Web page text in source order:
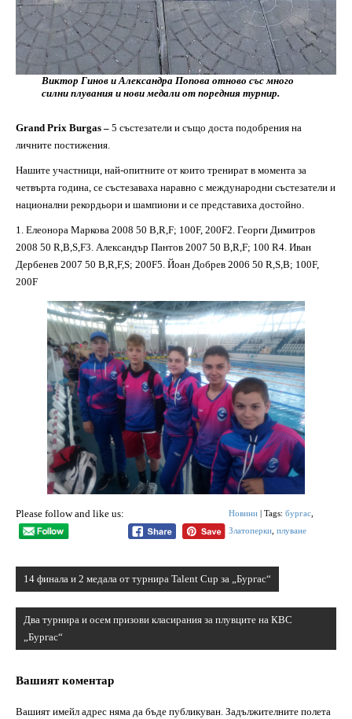
Виктор Гинов и Александра Попова отново със много
силни плувания и нови медали от поредния турнир.
Grand Prix Burgas – 5 състезатели и също доста подобрения на
личните постижения.
Нашите участници, най-опитните от които тренират в момента за
четвърта година, се състезаваха наравно с международни състезатели и
национални рекордьори и шампиони и се представиха достойно.
1. Елеонора Маркова 2008 50 B,R,F; 100F, 200F2. Георги Димитров
2008 50 R,B,S,F3. Александър Пантов 2007 50 B,R,F; 100 R4. Иван
Дербенев 2007 50 B,R,F,S; 200F5. Йоан Добрев 2006 50 R,S,B; 100F,
200F
Please follow and like us: Новини | Tags:бургас
Златоперки ,плуване
14 финала и 2 медала от турнира Talent Cup за „Бургас“
Два турнира и осем призови класирания за плувците на КВС
„Бургас“
Вашият коментар
Вашият имейл адрес няма да бъде публикуван. Задължителните полета